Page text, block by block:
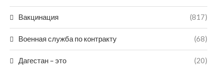
Вакцинация (817)
Военная служба по контракту (68)
Дагестан – это (20)